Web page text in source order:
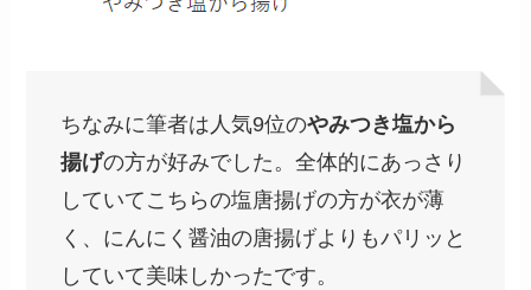
ちなみに筆者は人気9位のやみつき塩から
揚げの方が好みでした。全体的にあっさり
していてこちらの塩唐揚げの方が衣が薄
く、にんにく醤油の唐揚げよりもパリッと
していて美味しかったです。